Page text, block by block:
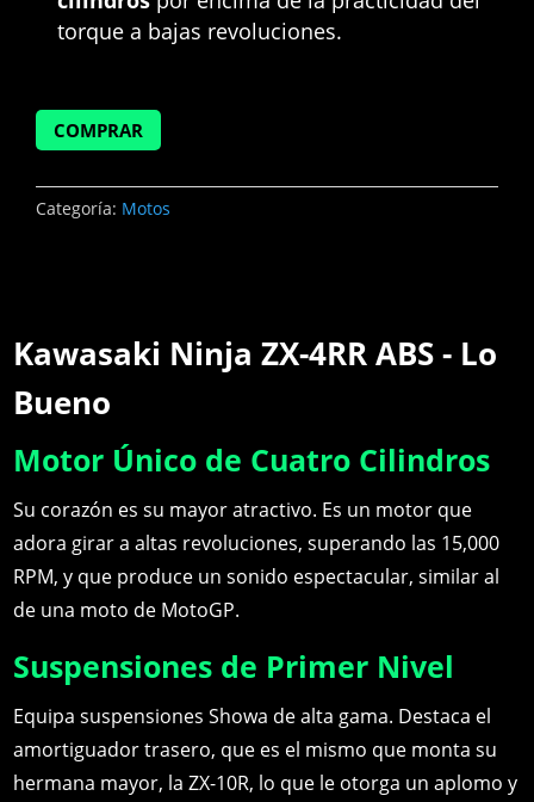
torque a bajas revoluciones.
COMPRAR
Categoría: Motos
Kawasaki Ninja ZX-4RR ABS - Lo
Bueno
Motor Único de Cuatro Cilindros
Su corazón es su mayor atractivo. Es un motor que
adora girar a altas revoluciones, superando las 15,000
RPM, y que produce un sonido espectacular, similar al
de una moto de MotoGP.
Suspensiones de Primer Nivel
Equipa suspensiones Showa de alta gama. Destaca el
amortiguador trasero, que es el mismo que monta su
hermana mayor, la ZX-10R, lo que le otorga un aplomo y